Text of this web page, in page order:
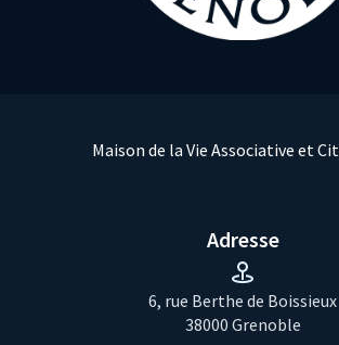
Maison de la Vie Associative et
Adresse
6, rue Berthe de Boissieux
38000 Grenoble